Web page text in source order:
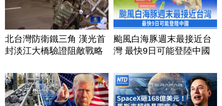
北台灣防衛鐵三角 漢光首
封淡江大橋驗證阻敵戰略
颱風白海豚週末最接近台
灣 最快9日可能登陸中國